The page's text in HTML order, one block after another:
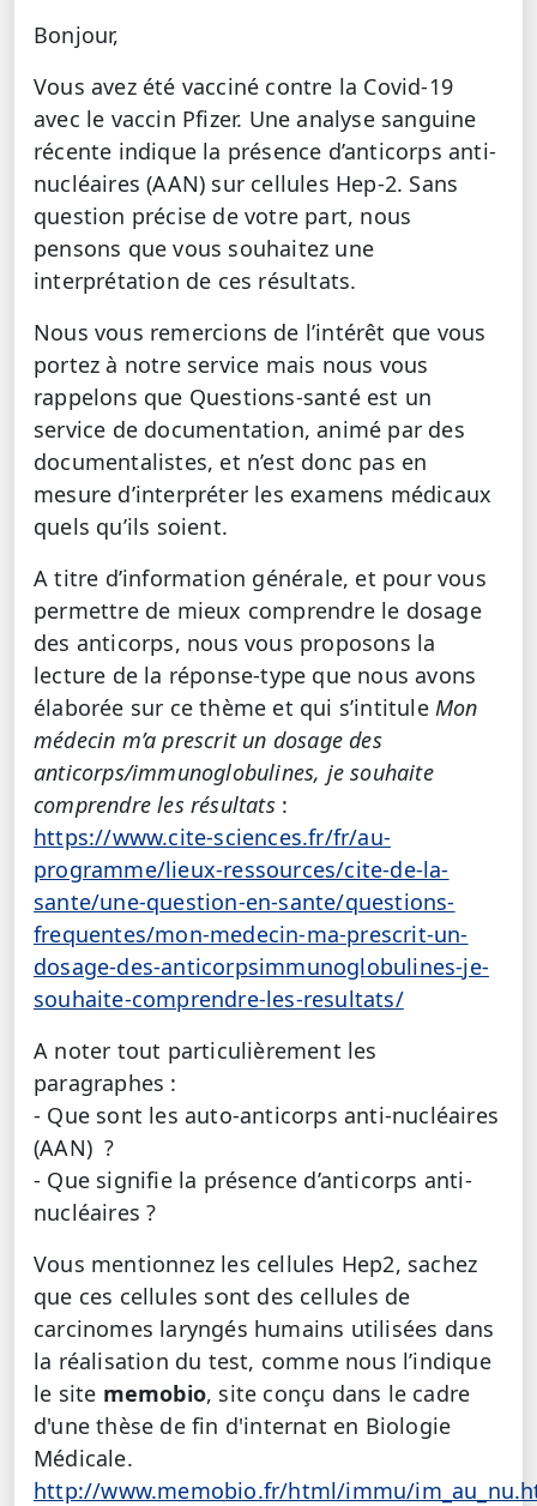
Bonjour,
Vous avez été vacciné contre la Covid-19
avec le vaccin Pfizer. Une analyse sanguine
récente indique la présence d’anticorps anti-
nucléaires (AAN) sur cellules Hep-2. Sans
question précise de votre part, nous
pensons que vous souhaitez une
interprétation de ces résultats.
Nous vous remercions de l’intérêt que vous
portez à notre service mais nous vous
rappelons que Questions-santé est un
service de documentation, animé par des
documentalistes, et n’est donc pas en
mesure d’interpréter les examens médicaux
quels qu’ils soient.
A titre d’information générale, et pour vous
permettre de mieux comprendre le dosage
des anticorps, nous vous proposons la
lecture de la réponse-type que nous avons
élaborée sur ce thème et qui s’intituleMon
médecin m’a prescrit un dosage des
anticorps/immunoglobulines, je souhaite
comprendre les résultats:
https://www.cite-sciences.fr/fr/au-
programme/lieux-ressources/cite-de-la-
sante/une-question-en-sante/questions-
frequentes/mon-medecin-ma-prescrit-un-
dosage-des-anticorpsimmunoglobulines-je-
souhaite-comprendre-les-resultats/
A noter tout particulièrement les
paragraphes :
- Que sont les auto-anticorps anti-nucléaires
(AAN) ?
- Que signifie la présence d’anticorps anti-
nucléaires ?
Vous mentionnez les cellules Hep2, sachez
que ces cellules sont des cellules de
carcinomes laryngés humains utilisées dans
la réalisation du test, comme nous l’indique
le site memobio, site conçu dans le cadre
d'une thèse de fin d'internat en Biologie
Médicale.
http://www.memobio.fr/html/immu/